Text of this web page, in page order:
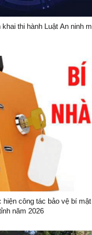
khai thi hành Luật An ninh
hiện công tác bảo vệ bí
năm 2026